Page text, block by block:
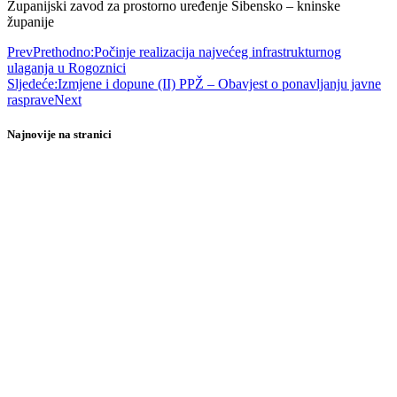
Županijski zavod za prostorno uređenje Šibensko – kninske
županije
PrevPrethodno:Počinje realizacija najvećeg infrastrukturnog
ulaganja u Rogoznici
Sljedeće:Izmjene i dopune (II) PPŽ – Obavjest o ponavljanju javne
raspraveNext
Najnovije na stranici